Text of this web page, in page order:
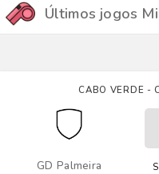
Últimos jogos
CABO VERDE -
GD Palmeira